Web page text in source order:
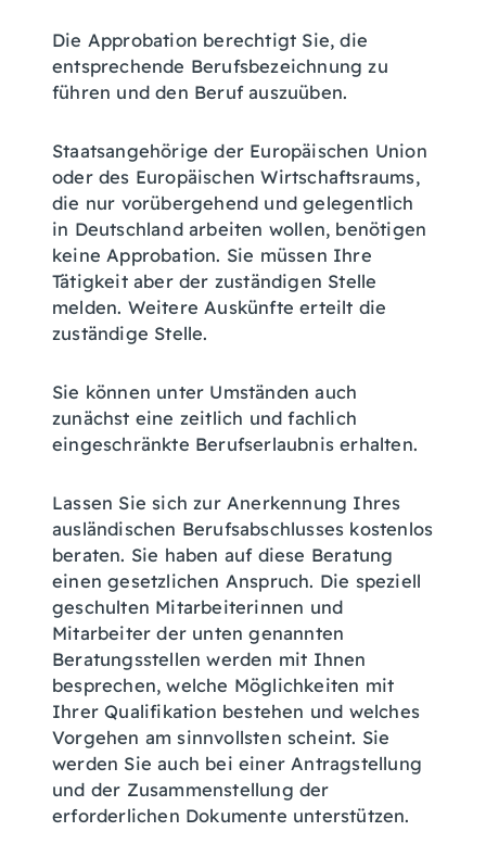
Die Approbation berechtigt Sie, die
entsprechende Berufsbezeichnung zu
führen und den Beruf auszuüben.
Staatsangehörige der Europäischen Union
oder des Europäischen Wirtschaftsraums,
die nur vorübergehend und gelegentlich
in Deutschland arbeiten wollen, benötigen
keine Approbation. Sie müssen Ihre
Tätigkeit aber der zuständigen Stelle
melden. Weitere Auskünfte erteilt die
zuständige Stelle.
Sie können unter Umständen auch
zunächst eine zeitlich und fachlich
eingeschränkte Berufserlaubnis erhalten.
Lassen Sie sich zur Anerkennung Ihres
ausländischen Berufsabschlusses kostenlos
beraten. Sie haben auf diese Beratung
einen gesetzlichen Anspruch. Die speziell
geschulten Mitarbeiterinnen und
Mitarbeiter der unten genannten
Beratungsstellen werden mit Ihnen
besprechen, welche Möglichkeiten mit
Ihrer Qualifikation bestehen und welches
Vorgehen am sinnvollsten scheint. Sie
werden Sie auch bei einer Antragstellung
und der Zusammenstellung der
erforderlichen Dokumente unterstützen.